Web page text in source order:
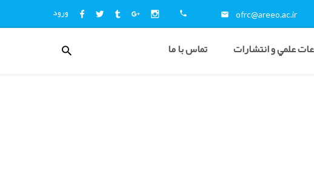
ورود ofrc@areeo.ac.ir
منوی
کاربری
علمي و انتشارات تماس با ما